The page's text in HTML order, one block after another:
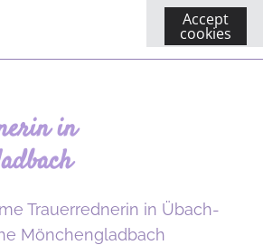
Accept
cookies
in
Trauerrednerin in Übach-
Mönchengladbach